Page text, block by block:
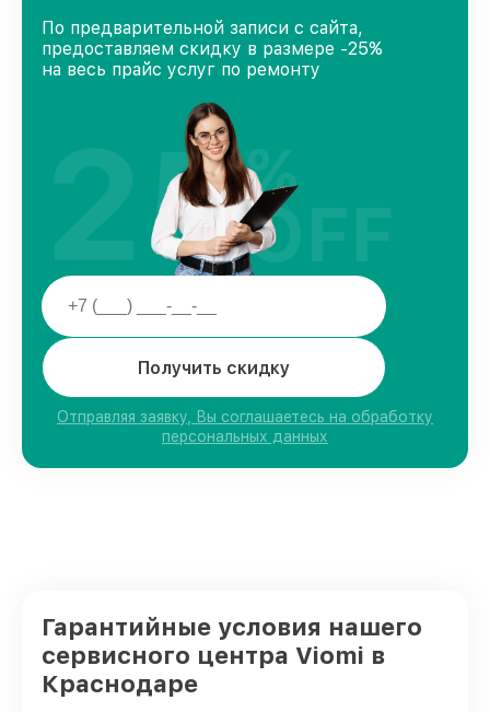
По предварительной записи с сайта,
предоставляем скидку в размере -25%
на весь прайс услуг по ремонту
Получить скидку
Отправляя заявку, Вы соглашаетесь на обработку
персональных данных
25%
OFF
Гарантийные условия нашего
сервисного центра Viomi в
Краснодаре